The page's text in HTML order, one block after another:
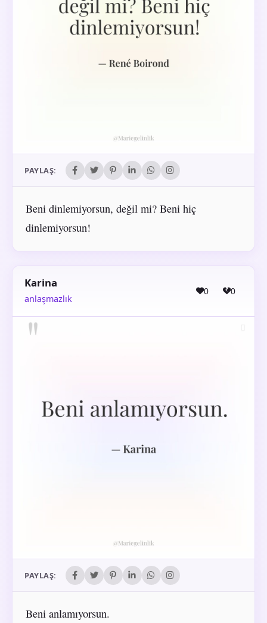
PAYLAŞ:
Beni dinlemiyorsun, değil mi? Beni hiç
dinlemiyorsun!
Karina
anlaşmazlık
0 0
PAYLAŞ:
Beni anlamıyorsun.